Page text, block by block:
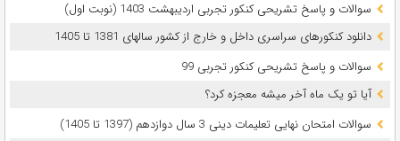
سوالات و پاسخ تشریحی کنکور تجربی اردیبهشت 1403 (نوبت اول)
دانلود کنکورهای سراسری داخل و خارج از کشور سالهای 1381 تا 1405
سوالات و پاسخ تشریحی کنکور تجربی 99
آیا تو یک ماه آخر میشه معجزه کرد؟
سوالات امتحان نهایی تعلیمات دینی 3 سال دوازدهم (1397 تا 1405)